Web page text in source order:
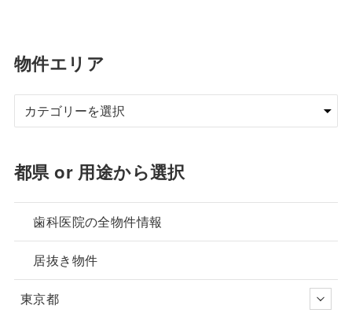
物件エリア
都県 or 用途から選択
歯科医院の全物件情報
居抜き物件
東京都